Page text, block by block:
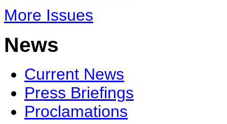
More Issues
News
Current News
Press Briefings
Proclamations